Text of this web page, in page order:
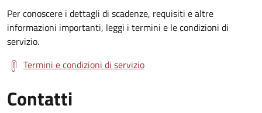
Per conoscere i dettagli di scadenze, requisiti e altre
informazioni importanti, leggi i termini e le condizioni di
servizio.
Termini e condizioni di servizio
Contatti